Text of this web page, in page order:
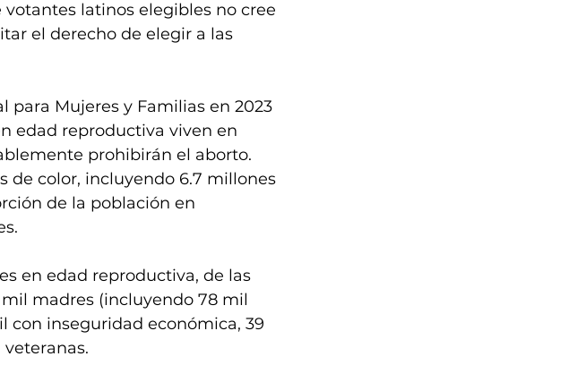
latinos elegibles no cree
el derecho de elegir a las
para Mujeres y Familias en 2023
edad reproductiva viven en
prohibirán el aborto.
de color, incluyendo 6.7 millones
de la población en
en edad reproductiva, de las
madres (incluyendo 78 mil
con inseguridad económica, 39